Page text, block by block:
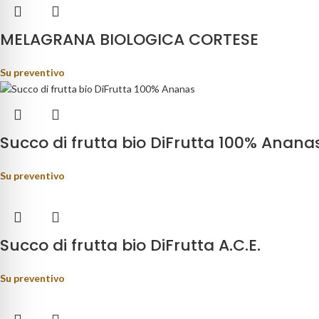
MELAGRANA BIOLOGICA CORTESE
Su preventivo
Succo di frutta bio DiFrutta 100%
Su preventivo
Succo di frutta bio DiFrutta A.C.E.
Su preventivo